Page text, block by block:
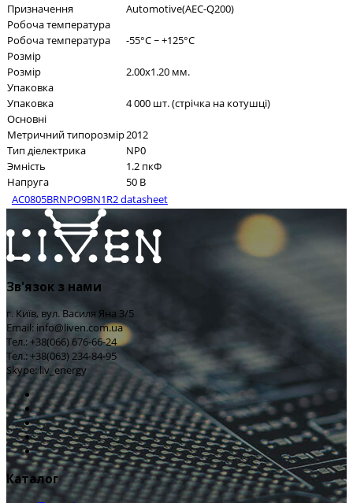
Призначення
Automotive(AEC-Q200)
Робоча температура
Робоча температура
-55°C ~ +125°C
Розмір
Розмір
2.00x1.20 мм.
Упаковка
Упаковка
4 000 шт. (стрічка на котушці)
Основні
Метричний типорозмір2012
Тип діелектрика
NP0
Эмність
1.2 пкФ
Напруга
50 В
AC0805BRNPO9BN1R2 datasheet
Зв'язок з нами
г. Київ, вул. Василя Яна 3/5
Email: info@liven.com.ua
Тел.: +38(066) 676-66-24
Тел.: +38(063) 234-84-95
Skype: liv_energy
Каталог